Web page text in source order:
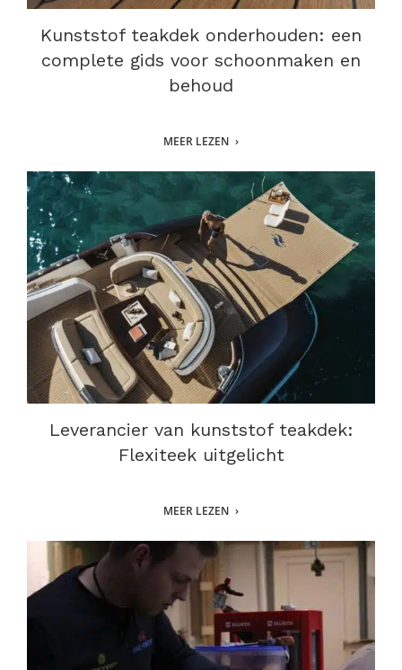
Kunststof teakdek onderhouden: een
complete gids voor schoonmaken en
behoud
MEER LEZEN
Leverancier van kunststof teakdek:
Flexiteek uitgelicht
MEER LEZEN